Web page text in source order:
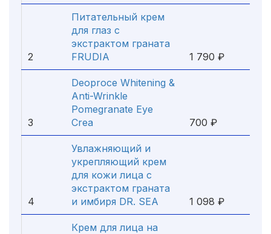
2
Питательный крем
для глаз с
экстрактом граната
FRUDIA
1 790 ₽
3
Deoproce Whitening &
Anti-Wrinkle
Pomegranate Eye
Crea
700 ₽
4
Увлажняющий и
укрепляющий крем
для кожи лица с
экстрактом граната
и имбиря DR. SEA
1 098 ₽
Крем для лица на